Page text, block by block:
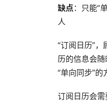
缺点：只能“
人
“订阅日历”
历的信息会
“单向同步”
订阅日历会